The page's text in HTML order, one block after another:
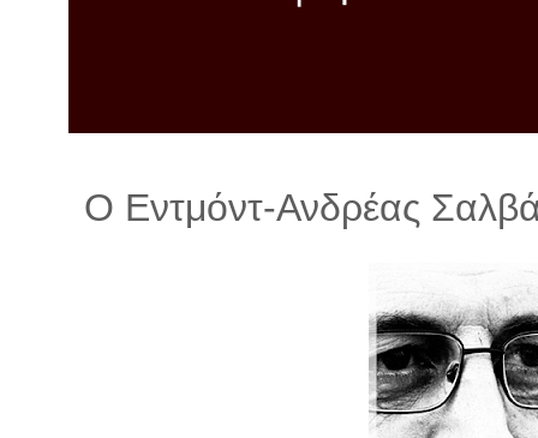
Ο Εντμόντ-Ανδρέας